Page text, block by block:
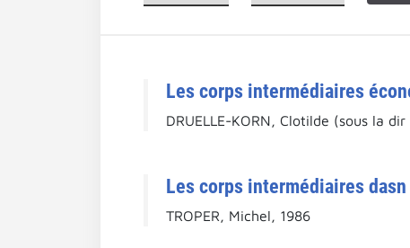
Les corps intermédiaires
DRUELLE-KORN, Clotilde (sous la
Les corps intermédiaires
TROPER, Michel, 1986